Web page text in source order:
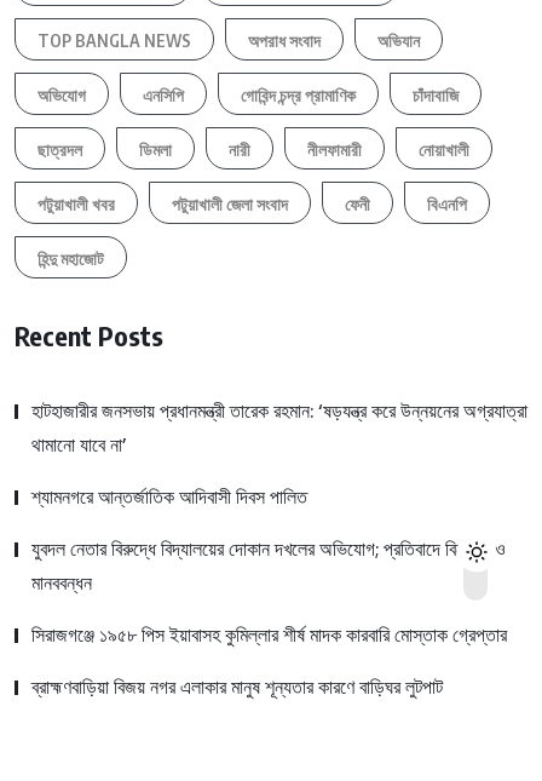
TOP BANGLA NEWS অপরাধ সংবাদ অভিযান
অভিযোগ এনসিপি গোবিন্দ চন্দ্র প্রামাণিক চাঁদাবাজি
ছাত্রদল ডিমলা নারী নীলফামারী নোয়াখালী
পটুয়াখালী খবর পটুয়াখালী জেলা সংবাদ ফেনী বিএনপি
হিন্দু মহাজোট
Recent Posts
হাটহাজারীর জনসভায় প্রধানমন্ত্রী তারেক রহমান: ‘ষড়যন্ত্র করে উন্নয়নের অগ্রযাত্রা
থামানো যাবে না’
শ্যামনগরে আন্তর্জাতিক আদিবাসী দিবস পালিত
যুবদল নেতার বিরুদ্ধে বিদ্যালয়ের দোকান দখলের অভিযোগ; প্রতিবাদে বিক্ষোভ ও
মানববন্ধন
সিরাজগঞ্জে ১৯৫৮ পিস ইয়াবাসহ কুমিল্লার শীর্ষ মাদক কারবারি মোস্তাক গ্রেপ্তার
ব্রাহ্মণবাড়িয়া বিজয় নগর এলাকার মানুষ শূন্যতার কারণে বাড়িঘর লুটপাট